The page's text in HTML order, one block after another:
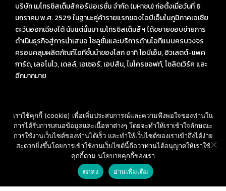
บริษัท เมโทรซิสเต็มส์คอร์ปอเรชั่น จำกัด (มหาชน) ก่อตั้งเมื่อวันที่ 6
มกราคม พ.ศ. 2529 ในฐานะคู่ค้ารายแรกของไอบีเอ็มในภูมิภาคเอเชีย
ตะวันออกเฉียงใต้ นับแต่นั้นมา เมโทรซิสเต็มส์ฯ ได้ขยายขอบข่ายการ
ดำเนินธุรกิจสู่การนำเสนอ โซลูชั่นและบริการด้านไอทีแบบครบวงจร
ครอบคลุมผลิตภัณฑ์ไอทีชั้นนำของโลก อาทิ ไอบีเอ็ม, ฮิวเลตต์-แพค
การ์ด, เลอโนโว, เดลล์, เอเซอร์, เอปสัน, ไมโครซอฟท์, โซลิดเวิร์ค และ
อีกมากมาย
ที่อยู่ : Bangkok Advance Learning Center อาคาร SM Tower
ชั้น 16 ถนนพหลโยธิน พญาไท กรุงเทพ ฯ 10400
Call: 02-089-4145
E-mail: sales-des@metrosystems.co.th
เราใช้คุกกี้ (cookie) เพื่อเพิ่มประสบการณ์และความพึงพอใจของท่านใน
การได้รับการเสนอข้อมูลและเนื้อหาต่างๆ โดยจะทำให้เราเข้าใจลักษณะ
การใช้งานเว็บไซต์ของท่านได้เร็ว และทำให้เว็บไซต์ของเราเข้าถึงได้ง่าย
สะดวกยิ่งขึ้นโดยการเข้าใช้งานเว็บไซต์นี้ถือว่าท่านได้อนุญาตให้เราใช้
คุกกี้ตาม นโยบายคุกกี้ของเรา
ตกลง
อ่านเพิ่มเติม
สอบถามราคา และ บริการ
chaty